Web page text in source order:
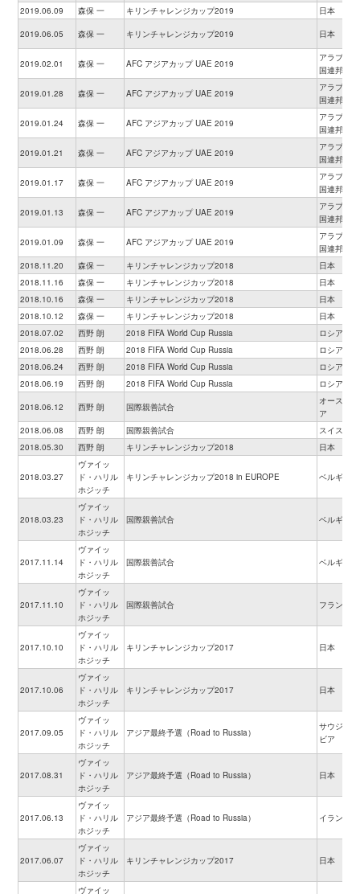
2019.06.09
森保 一 キリンチャレンジカップ2019 日本
2019.06.05 森保 一 キリンチャレンジカップ2019 日本
2019.02.01 森保 一 AFC アジアカップ UAE 2019
アラブ首長
国連邦
2019.01.28 森保 一 AFC アジアカップ UAE 2019
アラブ首長
国連邦
2019.01.24 森保 一 AFC アジアカップ UAE 2019
アラブ首長
国連邦
2019.01.21 森保 一 AFC アジアカップ UAE 2019
アラブ首長
国連邦
2019.01.17 森保 一 AFC アジアカップ UAE 2019
アラブ首長
国連邦
2019.01.13 森保 一 AFC アジアカップ UAE 2019
アラブ首長
国連邦
2019.01.09 森保 一 AFC アジアカップ UAE 2019
アラブ首長
国連邦
2018.11.20
森保 一 キリンチャレンジカップ2018
日本
2018.11.16
森保 一 キリンチャレンジカップ2018
日本
2018.10.16
森保 一 キリンチャレンジカップ2018
日本
2018.10.12
森保 一 キリンチャレンジカップ2018
日本
2018.07.02
西野 朗 2018 FIFA World Cup Russia
ロシア
2018.06.28
西野 朗 2018 FIFA World Cup Russia
ロシア
2018.06.24
西野 朗 2018 FIFA World Cup Russia
ロシア
2018.06.19
西野 朗 2018 FIFA World Cup Russia ロシア
2018.06.12 西野 朗 国際親善試合
オーストリ
ア
2018.06.08
西野 朗 国際親善試合
スイス
2018.05.30
西野 朗 キリンチャレンジカップ2018 日本
2018.03.27
ヴァイッ
ド・ハリル
ホジッチ
キリンチャレンジカップ2018 in EUROPE ベルギー
2018.03.23
ヴァイッ
ド・ハリル
ホジッチ
国際親善試合 ベルギー
2017.11.14
ヴァイッ
ド・ハリル
ホジッチ
国際親善試合 ベルギー
2017.11.10
ヴァイッ
ド・ハリル
ホジッチ
国際親善試合 フランス
2017.10.10
ヴァイッ
ド・ハリル
ホジッチ
キリンチャレンジカップ2017 日本
2017.10.06
ヴァイッ
ド・ハリル
ホジッチ
キリンチャレンジカップ2017 日本
2017.09.05
ヴァイッ
ド・ハリル
ホジッチ
アジア最終予選（Road to Russia）
サウジアラ
ビア
2017.08.31
ヴァイッ
ド・ハリル
ホジッチ
アジア最終予選（Road to Russia） 日本
2017.06.13
ヴァイッ
ド・ハリル
ホジッチ
アジア最終予選（Road to Russia） イラン
2017.06.07
ヴァイッ
ド・ハリル
ホジッチ
キリンチャレンジカップ2017 日本
ヴァイッ